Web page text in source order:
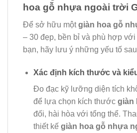
hoa gỗ nhựa ngoài trời
Để sở hữu mộtgiàn hoa gỗ
– 30 đẹp, bền bỉ và phù hợp
bạn, hãy lưu ý những yếu tố
Xác định kích thước và
Đo đạc kỹ lưỡng diện tích
để lựa chọn kích thước giàn
đối, hài hòa với tổng thể.
thiết kế giàn hoa gỗ nhựa